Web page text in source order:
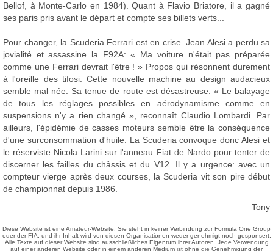
Bellof, à Monte-Carlo en 1984). Quant à Flavio Briatore, il a gagné
ses paris pris avant le départ et compte ses billets verts...
Pour changer, la Scuderia Ferrari est en crise. Jean Alesi a perdu sa
jovialité et assassine la F92A: « Ma voiture n'était pas préparée
comme une Ferrari devrait l'être ! » Propos qui résonnent durement
à l'oreille des tifosi. Cette nouvelle machine au design audacieux
semble mal née. Sa tenue de route est désastreuse. « Le balayage
de tous les réglages possibles en aérodynamisme comme en
suspensions n'y a rien changé », reconnaît Claudio Lombardi. Par
ailleurs, l'épidémie de casses moteurs semble être la conséquence
d'une surconsommation d'huile. La Scuderia convoque donc Alesi et
le réserviste Nicola Larini sur l'anneau Fiat de Nardo pour tenter de
discerner les failles du châssis et du V12. Il y a urgence: avec un
compteur vierge après deux courses, la Scuderia vit son pire début
de championnat depuis 1986.
Tony
Diese Website ist eine Amateur-Website. Sie steht in keiner Verbindung zur Formula One Group
oder der FIA, und ihr Inhalt wird von diesen Organisationen weder genehmigt noch gesponsert.
Alle Texte auf dieser Website sind ausschließliches Eigentum ihrer Autoren. Jede Verwendung
auf einer anderen Website oder in einem anderen Medium ist ohne die Genehmigung der